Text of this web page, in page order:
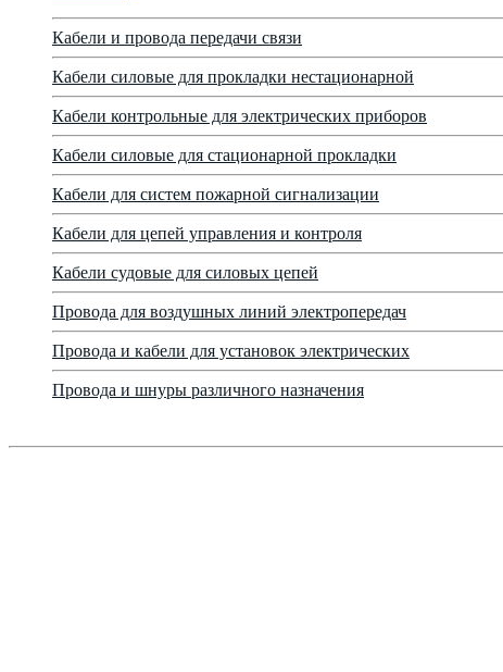
Кабели и провода передачи связи
Кабели силовые для прокладки нестационарной
Кабели контрольные для электрических приборов
Кабели силовые для стационарной прокладки
Кабели для систем пожарной сигнализации
Кабели для цепей управления и контроля
Кабели судовые для силовых цепей
Провода для воздушных линий электропередач
Провода и кабели для установок электрических
Провода и шнуры различного назначения